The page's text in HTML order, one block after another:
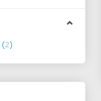
(2)